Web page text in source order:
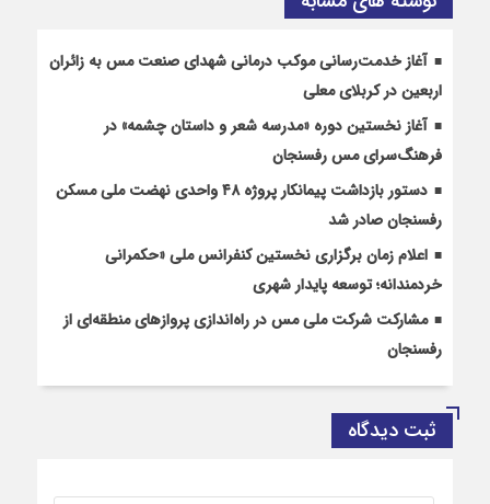
آغاز خدمت‌رسانی موکب درمانی شهدای صنعت مس به زائران
اربعین در کربلای معلی
آغاز نخستین دوره «مدرسه شعر و داستان چشمه» در
فرهنگ‌سرای مس رفسنجان
دستور بازداشت پیمانکار پروژه ۴۸ واحدی نهضت ملی مسکن
رفسنجان صادر شد
اعلام زمان برگزاری نخستین کنفرانس ملی «حکمرانی
خردمندانه؛ توسعه پایدار شهری
مشارکت شرکت ملی مس در راه‌اندازی پروازهای منطقه‌ای از
رفسنجان
ثبت دیدگاه